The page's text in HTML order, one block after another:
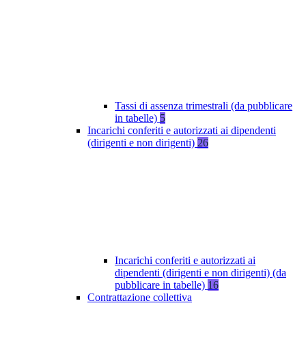
Tassi di assenza trimestrali (da pubblicare
in tabelle) 5
Incarichi conferiti e autorizzati ai dipendenti
(dirigenti e non dirigenti) 26
Incarichi conferiti e autorizzati ai
dipendenti (dirigenti e non dirigenti) (da
pubblicare in tabelle) 16
Contrattazione collettiva